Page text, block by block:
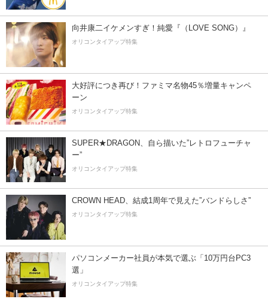
向井康二イケメンすぎ！純愛『（LOVE SONG）』
オリコンタイアップ特集
大好評につき再び！ファミマ名物45％増量キャンペ
ーン
オリコンタイアップ特集
SUPER★DRAGON、自ら描いた”レトロフューチャ
ー”
オリコンタイアップ特集
CROWN HEAD、結成1周年で見えた”バンドらしさ”
オリコンタイアップ特集
パソコンメーカー社員が本気で選ぶ「10万円台PC3
選」
オリコンタイアップ特集